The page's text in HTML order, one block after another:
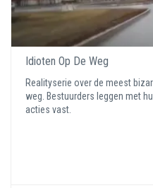
Idioten Op De Weg
Realityserie over de meest
weg. Bestuurders leggen met
acties vast.